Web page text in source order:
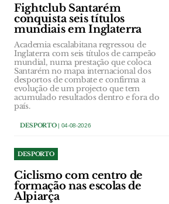
Fightclub Santarém
conquista seis títulos
mundiais em Inglaterra
Academia escalabitana regressou de
Inglaterra com seis títulos de campeão
mundial, numa prestação que coloca
Santarém no mapa internacional dos
desportos de combate e confirma a
evolução de um projecto que tem
acumulado resultados dentro e fora do
país.
DESPORTO| 04-08-2026
DESPORTO
Ciclismo com centro de
formação nas escolas de
Alpiarça